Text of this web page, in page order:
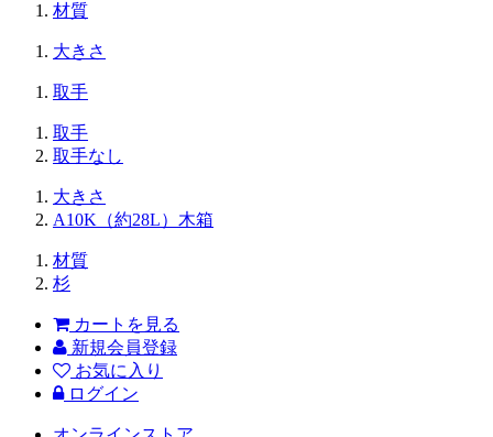
材質
大きさ
取手
取手
取手なし
大きさ
A10K（約28L）木箱
材質
杉
カートを見る
新規会員登録
お気に入り
ログイン